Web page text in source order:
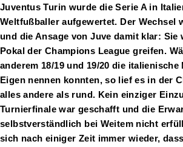
Juventus Turin wurde die Serie A in
Weltfußballer aufgewertet. Der Wechsel
und die Ansage von Juve damit klar: Sie
Pokal der Champions League greifen.
anderem 18/19 und 19/20 die
Eigen nennen konnten, so lief es in der
alles andere als rund. Kein einziger
Turnierfinale war geschafft und die
selbstverständlich bei Weitem nicht
sich nach einiger Zeit immer wieder,